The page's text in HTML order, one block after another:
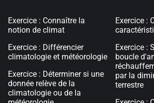
Exercice : Connaître la
notion de climat
Exercice : Différencier
climatologie et météorologie
Exercice : Déterminer si une
donnée relève de la
climatologie ou de la
Exercice :
Exercice :
boucle
par la
terrestre